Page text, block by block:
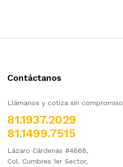
Contáctanos
Llámanos y cotiza sin compromiso
81.1937.2029
81.1499.7515
Lázaro Cárdenas #4868,
Col. Cumbres 1er Sector,